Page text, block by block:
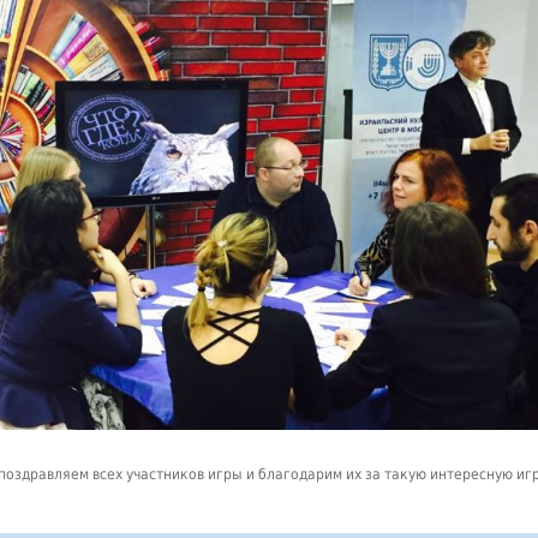
всех участников игры и благодарим их за такую интересную